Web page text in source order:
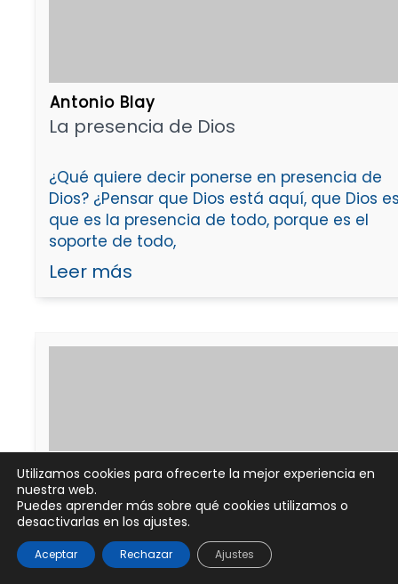
Antonio Blay
La presencia de Dios
¿Qué quiere decir ponerse en presencia de
Dios? ¿Pensar que Dios está aquí, que Dios
que es la presencia de todo, porque es el
soporte de todo,
Leer más
M:P. de Moreta y J. Sapés
El sentido de la vida desde el
(2).
Utilizamos cookies para ofrecerte la mejor experiencia en
nuestra web.
Puedes aprender más sobre qué cookies utilizamos o
desactivarlas en los ajustes.
Aceptar Rechazar Ajustes